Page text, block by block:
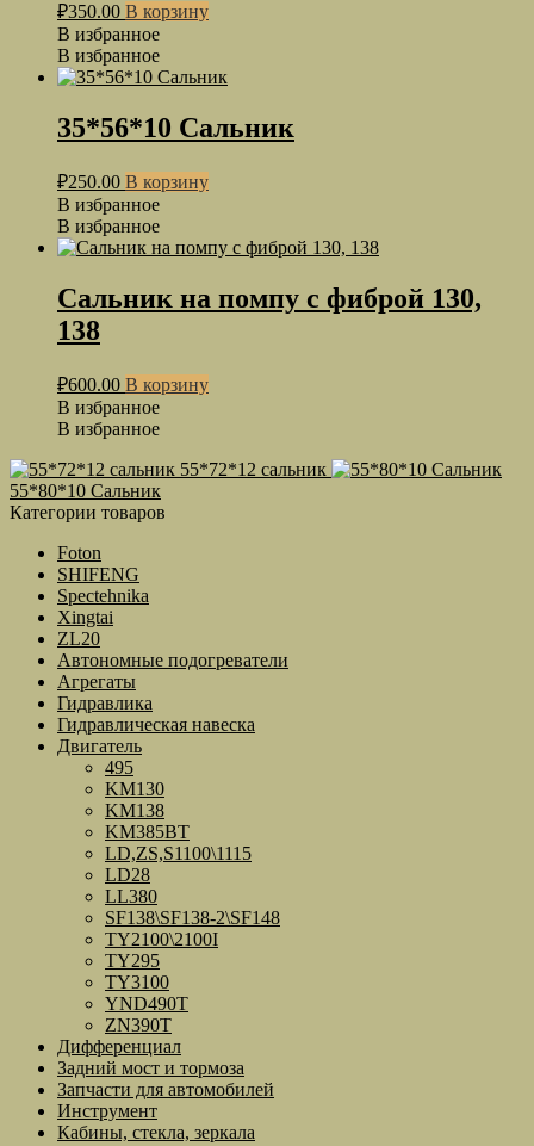
₽350.00 В корзину
В избранное
В избранное
35*56*10 Сальник
₽250.00 В корзину
В избранное
В избранное
Сальник на помпу с фиброй 130,
138
₽600.00 В корзину
В избранное
В избранное
55*72*12 сальник
55*80*10 Сальник
Категории товаров
Foton
SHIFENG
Spectehnika
Xingtai
ZL20
Автономные подогреватели
Агрегаты
Гидравлика
Гидравлическая навеска
Двигатель
495
KM130
KM138
KM385BT
LD,ZS,S1100\1115
LD28
LL380
SF138\SF138-2\SF148
TY2100\2100I
TY295
TY3100
YND490T
ZN390T
Дифференциал
Задний мост и тормоза
Запчасти для автомобилей
Инструмент
Кабины, стекла, зеркала